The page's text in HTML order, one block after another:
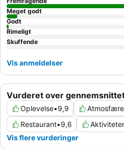
Vurderet over
Oplevelse•9,9 Atmosfære
Restaurant•9,6 Aktiviteter
Vis flere vurderinger
Meget godt
Godt
Rimeligt
Skuffende
Vis anmeldelser